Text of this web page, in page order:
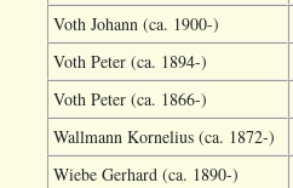
Voth Johann (ca. 1900-)
Voth Peter (ca. 1894-)
Voth Peter (ca. 1866-)
Wallmann Kornelius (ca. 1872-)
Wiebe Gerhard (ca. 1890-)